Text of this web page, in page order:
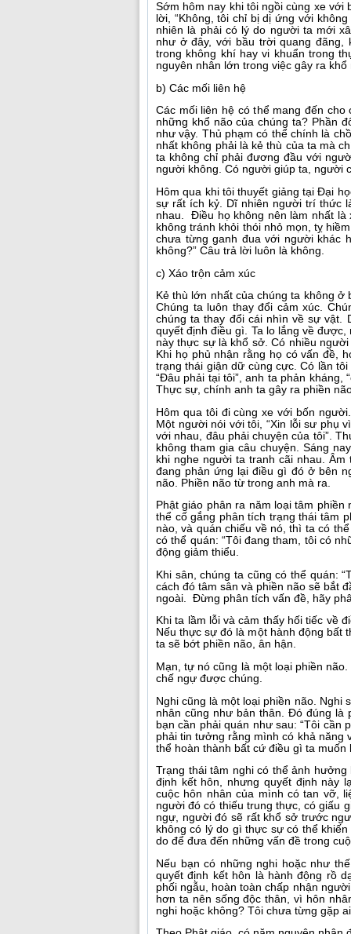
Sớm hôm nay khi tôi ngồi cùng xe với
lời, “Không, tôi chỉ bị dị ứng với
nhiên là phải có lý do người ta mới
như ở đây, với bầu trời quang đãng,
trong không khí hay vi khuẩn trong
nguyên nhân lớn trong việc gây ra khổ
b) Các mối liên hệ
Các mối liên hệ có thể mang đến
những khổ não của chúng ta? Phần
như vậy. Thủ phạm có thể chính là
nhất không phải là kẻ thù của ta mà
ta không chỉ phải đương đầu với
người không. Có người giúp ta, người
Hôm qua khi tôi thuyết giảng tại Đại
sự rất ích kỷ. Dĩ nhiên người trí thức
nhau. Điều họ không nên làm nhất là
không tránh khỏi thói nhỏ mọn, tỵ
chưa từng ganh đua với người khác
không?” Câu trả lời luôn là không.
c) Xáo trộn cảm xúc
Kẻ thù lớn nhất của chúng ta không
Chúng ta luôn thay đổi cảm xúc.
chúng ta thay đổi cái nhìn về sự vật.
quyết định điều gì. Ta lo lắng về
này thực sự là khổ sở. Có nhiều
Khi họ phủ nhận rằng họ có vấn đề,
trạng thái giận dữ cùng cực. Có lần
“Đâu phải tại tôi”, anh ta phản kháng,
Thực sự, chính anh ta gây ra phiền
Hôm qua tôi đi cùng xe với bốn
Một người nói với tôi, “Xin lỗi sư phụ
với nhau, đâu phải chuyện của tôi”.
không tham gia câu chuyện. Sáng
khi nghe người ta tranh cãi nhau.
đang phản ứng lại điều gì đó ở bên
não. Phiền não từ trong anh mà ra.
Phật giáo phân ra năm loại tâm
thể cố gắng phân tích trạng thái tâm
nào, và quán chiếu về nó, thì ta có
có thể quán: “Tôi đang tham, tôi có
động giảm thiểu.
Khi sân, chúng ta cũng có thể quán:
cách đó tâm sân và phiền não sẽ bắt
ngoài. Đừng phân tích vấn đề, hãy
Khi ta lầm lỗi và cảm thấy hối tiếc về
Nếu thực sự đó là một hành động bất
ta sẽ bớt phiền não, ân hận.
Mạn, tự nó cũng là một loại phiền
chế ngự được chúng.
Nghi cũng là một loại phiền não. Nghi
nhân cũng như bản thân. Đó đúng là
bạn cần phải quán như sau: “Tôi cần
phải tin tưởng rằng mình có khả năng
thể hoàn thành bất cứ điều gì ta muốn
Trạng thái tâm nghi có thể ảnh
định kết hôn, nhưng quyết định này
cuộc hôn nhân của mình có tan vỡ,
người đó có thiếu trung thực, có giấu
ngự, người đó sẽ rất khổ sở trước
không có lý do gì thực sự có thể
do để đưa đến những vấn đề trong
Nếu bạn có những nghi hoặc như
quyết định kết hôn là hành động rồ
phối ngẫu, hoàn toàn chấp nhận
hơn ta nên sống độc thân, vì hôn
nghi hoặc không? Tôi chưa từng gặp